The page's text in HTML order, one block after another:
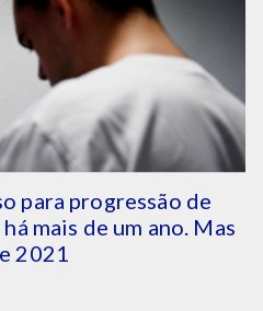
para progressão de
mais de um ano. Mas
2021